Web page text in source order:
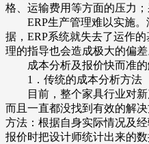
格、运输费用等方面的压力
ERP生产管理难以实施。
据，ERP系统就失去了运作
理的指导也会造成极大的偏差
成本分析及报价快而准的
1．传统的成本分析方法
目前，整个家具行业对新
而且一直都没找到有效的解
方法：根据自身实际情况及
报价时把设计师统计出来的